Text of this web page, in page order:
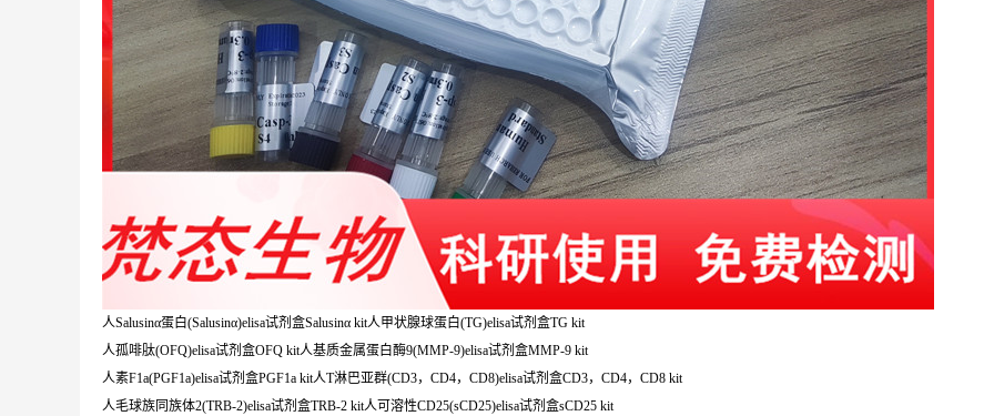
人Salusinα蛋白(Salusinα)elisa试剂盒Salusinα kit人甲状腺球蛋白(TG)elisa试剂盒TG kit
人孤啡肽(OFQ)elisa试剂盒OFQ kit人基质金属蛋白酶9(MMP-9)elisa试剂盒MMP-9 kit
人素F1a(PGF1a)elisa试剂盒PGF1a kit人T淋巴亚群(CD3，CD4，CD8)elisa试剂盒CD3，CD4，CD8 kit
人毛球族同族体2(TRB-2)elisa试剂盒TRB-2 kit人可溶性CD25(sCD25)elisa试剂盒sCD25 kit